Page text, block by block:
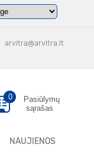
arvitra@arvitra.lt
NAUJIENOS
0
Pasiūlymų
sąrašas